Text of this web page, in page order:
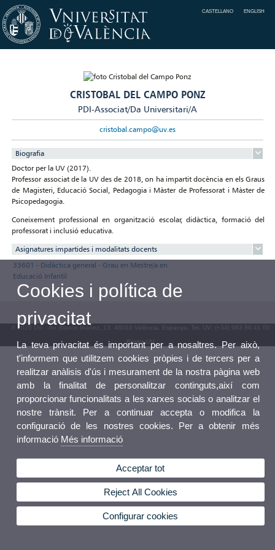
CASTELLANO ENGLISH
CRISTOBAL DEL CAMPO PONZ
PDI-Associat/Da Universitari/A
cristobal.campo@uv.es
Biografia
Doctor per la UV (2017).
Professor associat de la UV des de 2018, on ha impartit docència en els Graus
de Magisteri, Educació Social, Pedagogia i Màster de Professorat i Màster de
Psicopedagogia.
Coneixement professional en organització escolar, didàctica, formació del
professorat i inclusió educativa.
Asignatures impartides i modalitats docents
33601 - Didàctica general - Grau en Mestre/a en
Educació Infantil
© 2026 UV. - Av. Blasco Ibáñez, 13. 46010 València. Espanya. Tel. UV: (+34) 963 86 41 00
Bústia UV
Cookies i política de
privacitat
La teva privacitat és important per a nosaltres. Per això,
t'informem que utilitzem cookies pròpies i de tercers per a
realitzar anàlisis d'ús i mesurament de la nostra pàgina web
amb la finalitat de personalitzar continguts,així com
proporcionar funcionalitats a les xarxes socials o analitzar el
nostre trànsit. Per a continuar accepta o modifica la
configuració de les nostres cookies. Per a obtenir més
informació Més informació
Acceptar tot
Reject All Cookies
Configurar cookies